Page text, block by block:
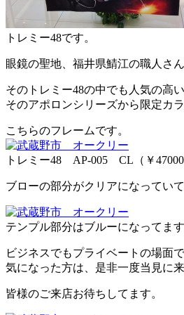
トレミー48です。
眼鏡の聖地、福井県鯖江の職人さ
そのトレミー48の中でも人気の高
そのアポロンシリーズから限定カ
こちらのフレームです。
トレミー48 AP-005 CL（￥
ブローの部分がクリアになってい
テンプル部分はブルーになってます
ビジネスでもプライベートの場面
気になった方は、是非一度当見に来
皆様のご来店お待ちしてます。